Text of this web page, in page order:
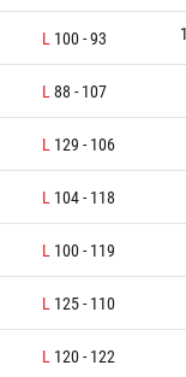
L 100-93
L 88 - 107
L 129 - 106
L 104- 118
L 100- 119
L 125- 110
L 120- 122